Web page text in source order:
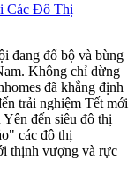
Các Đô Thị
đang đổ bộ và bùng
Không chỉ dừng
đã khẳng định
trải nghiệm Tết mới
đến siêu đô thị
các đô thị
thịnh vượng và rực